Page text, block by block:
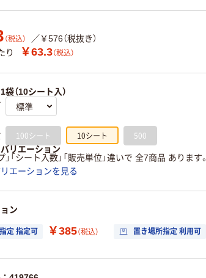
（税込）
／￥576（税抜き）
り
￥63.3（税込）
（10シート入）
100シート 10シート 500
リエーション
」「シート入数」「販売単位」違いで 全7商品 あります。
エーションを見る
ン
定 指定可 ￥385（税込） 置き場所指定 利用可